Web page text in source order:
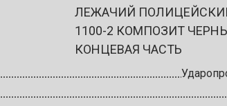
ЛЕЖАЧИЙ
1100-2 КОМПОЗИТ
КОНЦЕВАЯ ЧАСТЬ